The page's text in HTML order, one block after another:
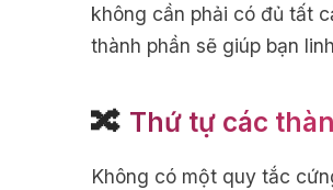
không cần phải có đủ tất
thành phần sẽ giúp bạn
🔀 Thứ tự các
Không có một quy tắc